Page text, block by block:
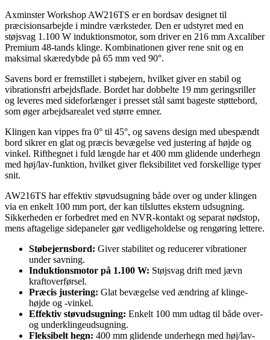
Axminster Workshop AW216TS er en bordsav designet til
præcisionsarbejde i mindre værksteder. Den er udstyret med en
støjsvag 1.100 W induktionsmotor, som driver en 216 mm Axcaliber
Premium 48-tands klinge. Kombinationen giver rene snit og en
maksimal skæredybde på 65 mm ved 90°.
Savens bord er fremstillet i støbejern, hvilket giver en stabil og
vibrationsfri arbejdsflade. Bordet har dobbelte 19 mm geringsriller
og leveres med sideforlænger i presset stål samt bageste støttebord,
som øger arbejdsarealet ved større emner.
Klingen kan vippes fra 0° til 45°, og savens design med ubespændt
bord sikrer en glat og præcis bevægelse ved justering af højde og
vinkel. Rifthegnet i fuld længde har et 400 mm glidende underhegn
med høj/lav-funktion, hvilket giver fleksibilitet ved forskellige typer
snit.
AW216TS har effektiv støvudsugning både over og under klingen
via en enkelt 100 mm port, der kan tilsluttes ekstern udsugning.
Sikkerheden er forbedret med en NVR-kontakt og separat nødstop,
mens aftagelige sidepaneler gør vedligeholdelse og rengøring lettere.
Støbejernsbord: Giver stabilitet og reducerer vibrationer
under savning.
Induktionsmotor på 1.100 W: Støjsvag drift med jævn
kraftoverførsel.
Præcis justering: Glat bevægelse ved ændring af klinge-
højde og -vinkel.
Effektiv støvudsugning: Enkelt 100 mm udtag til både over-
og underklingeudsugning.
Fleksibelt hegn: 400 mm glidende underhegn med høj/lav-